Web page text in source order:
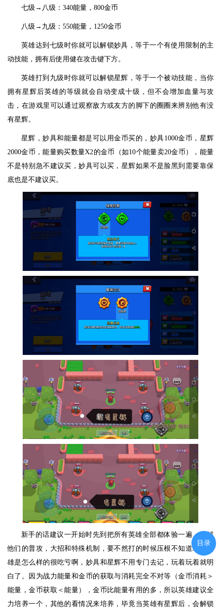
七级→八级：340能量，800金币
八级→九级：550能量，1250金币
英雄达到七级时你就可以解锁妙具，等于一个有使用限制的主
动技能，拥有后使用健在攻击键下方。
英雄打到九级时你就可以解锁星辉，等于一个被动技能，当你
拥有星辉后英雄的等级就会自动变成十级，但不会增加血量与攻
击，在游戏里可以通过观察敌方或友方的脚下的圈圈来辨别他有没
有星辉。
星辉，妙具和能量都是可以用金币买的，妙具1000金币，星辉
2000金币，能量购买数量X2的金币（如10个能量卖20金币），能量
不是特别急不建议买，妙具可以买，星辉如果不是脸黑到需要靠保
底也是不建议买。
新手的话建议一开始时先到把所有英雄全部都体验一遍，了解
他们的普攻，大招和特殊机制，要不然打的时候压根不知道对面英
雄是怎么样的很吃亏啊，妙具和星辉不用专门去记，玩着玩着就明
白了。因为战力能量和金币的获取与消耗完全不对等（金币消耗＞
能量，金币获取＜能量），金币比能量有用的多，所以英雄建议全
力培养一个，其他的看情况来培养，毕竟当英雄有星辉后，会解锁
目录